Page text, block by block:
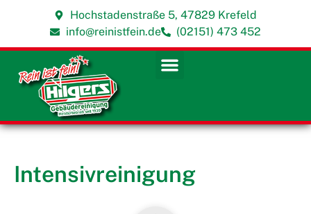
Hochstadenstraße 5, 47829 Krefeld
info@reinistfein.de
(02151) 473 452
Intensivreinigung